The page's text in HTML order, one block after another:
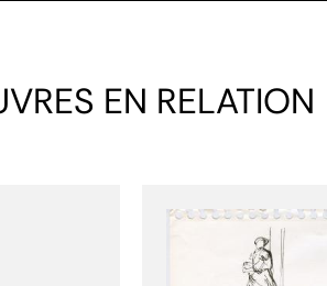
EN RELATION